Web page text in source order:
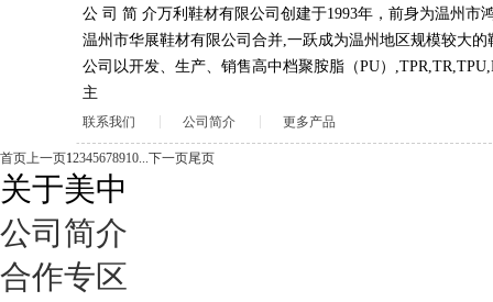
公 司 简 介万利鞋材有限公司创建于1993年，前身为温州市
温州市华展鞋材有限公司合并,一跃成为温州地区规模较大的
公司以开发、生产、销售高中档聚胺脂（PU）
主
联系我们 公司简介 更多产品
首页上一页12345678910...下一页尾页
关于美中
公司简介
合作专区